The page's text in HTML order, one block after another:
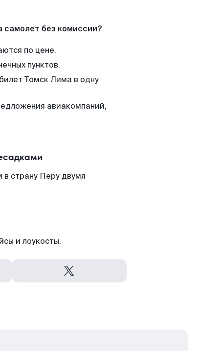
самолет без комиссии?
по цене.
пунктов.
Томск Лима в одну
авиакомпаний,
страну Перу двумя
и лоукосты.